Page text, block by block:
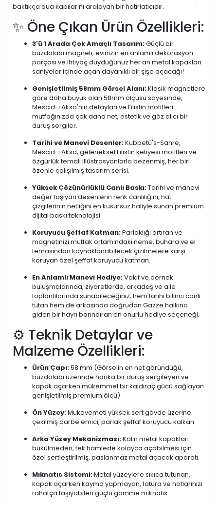
baktıkça dua kapılarını aralayan bir hatırlatıcıdır.
✨ Öne Çıkan Ürün Özellikleri:
3'ü 1 Arada Çok Amaçlı Tasarım:Güçlü bir
buzdolabı magneti, evinizin en anlamlı dekorasyon
parçası ve ihtiyaç duyduğunuz her an metal kapakları
saniyeler içinde açan dayanıklı bir şişe açacağı!
Genişletilmiş 58mm Görsel Alanı:Klasik magnetlere
göre daha büyük olan 58mm ölçüsü sayesinde,
Mescid-i Aksa'nın detayları ve Filistin motifleri
mutfağınızda çok daha net, estetik ve göz alıcı bir
duruş sergiler.
Tarihi ve Manevi Desenler:Kubbetü's-Sahre,
Mescid-i Aksa, geleneksel Filistin kefiyesi motifleri ve
özgürlük temalı illüstrasyonlarla bezenmiş, her biri
özenle çalışılmış tasarım serisi.
Yüksek Çözünürlüklü Canlı Baskı:Tarihi ve manevi
değer taşıyan desenlerin renk canlılığını, hat
çizgilerinin netliğini en kusursuz haliyle sunan premium
dijital baskı teknolojisi.
Koruyucu Şeffaf Katman:Parlaklığı artıran ve
magnetinizi mutfak ortamındaki neme, buhara ve el
temasından kaynaklanabilecek çizilmelere karşı
koruyan özel şeffaf koruyucu katman.
En Anlamlı Manevi Hediye:Vakıf ve dernek
buluşmalarında, ziyaretlerde, arkadaş ve aile
toplantılarında sunabileceğiniz; hem tarihi bilinci canlı
tutan hem de arkasında doğrudan Gazze halkına
giden bir hayrı barındıran en onurlu hediye seçeneği.
⚙️ Teknik Detaylar ve
Malzeme Özellikleri:
Ürün Çapı:58 mm (Görselin en net göründüğü,
buzdolabı üzerinde harika bir duruş sergileyen ve
kapak açarken mükemmel bir kaldıraç gücü sağlayan
genişletilmiş premium ölçü)
Ön Yüzey:Mukavemeti yüksek sert gövde üzerine
çekilmiş darbe emici, parlak şeffaf koruyucu kalkan.
Arka Yüzey Mekanizması:Kalın metal kapakları
bükülmeden, tek hamlede kolayca açabilmesi için
özel sertleştirilmiş, paslanmaz metal açacak aparatı.
Mıknatıs Sistemi:Metal yüzeylere sıkıca tutunan,
kapak açarken kayma yapmayan, fatura ve notlarınızı
rahatça taşıyabilen güçlü gömme mıknatıs.